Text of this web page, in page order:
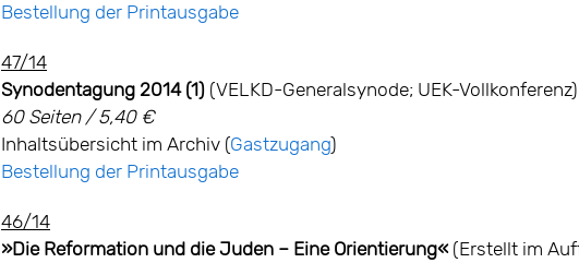
Bestellung der Printausgabe
47/14
Synodentagung 2014 (1) (VELKD-Generalsynode; UEK-Vollkonferenz)
60 Seiten / 5,40 €
Inhaltsübersicht im Archiv (Gastzugang)
Bestellung der Printausgabe
46/14
»Die Reformation und die Juden – Eine Orientierung«(Erstellt im